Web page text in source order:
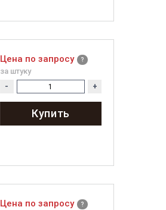
Цена по запросу
за штуку
- +
Купить
Цена по запросу